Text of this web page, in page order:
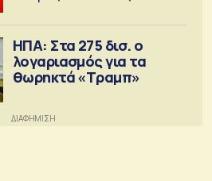
ΗΠΑ: Στα 275 δισ. ο
λογαριασμός για τα
θωρηκτά «Τραμπ»